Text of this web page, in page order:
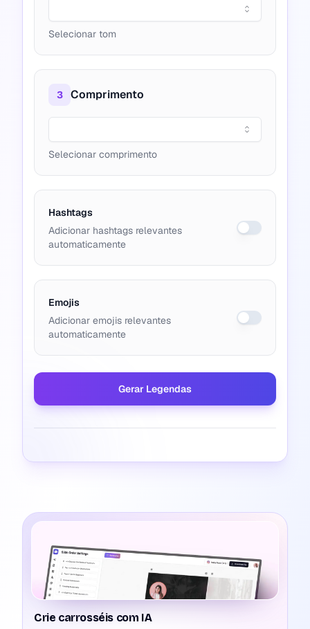
Selecionar tom
3 Comprimento
Selecionar comprimento
Hashtags
Adicionar hashtags relevantes
automaticamente
Emojis
Adicionar emojis relevantes
automaticamente
Gerar Legendas
Crie carrosséis com IA